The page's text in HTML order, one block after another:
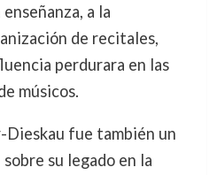
a la
de recitales,
perdurara en las
músicos.
Dieskau fue también un
su legado en la